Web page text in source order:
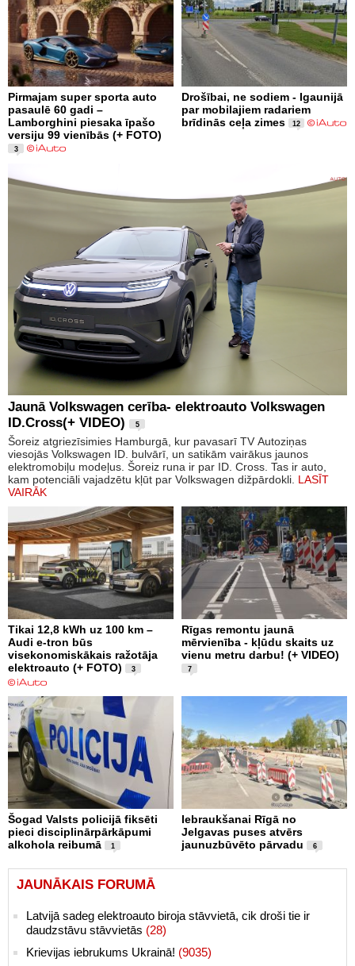
Pirmajam super sporta auto
pasaulē 60 gadi –
Lamborghini piesaka īpašo
versiju 99 vienībās (+ FOTO)
3
Drošībai, ne sodiem - Igaunijā
par mobilajiem radariem
brīdinās ceļa zimes
12
Jaunā Volkswagen cerība- elektroauto Volkswagen
ID.Cross(+ VIDEO)
5
Šoreiz atgriezīsimies Hamburgā, kur pavasarī TV Autoziņas
viesojās Volkswagen ID. bulvārī, un satikām vairākus jaunos
elektromobiļu modeļus. Šoreiz runa ir par ID. Cross. Tas ir auto,
kam potenciāli vajadzētu kļūt par Volkswagen dižpārdokli. LASĪT
VAIRĀK
Tikai 12,8 kWh uz 100 km –
Audi e-tron būs
visekonomiskākais ražotāja
elektroauto (+ FOTO)
3
Rīgas remontu jaunā
mērvienība - kļūdu skaits uz
vienu metru darbu! (+ VIDEO)
7
Šogad Valsts policijā fiksēti
pieci disciplinārpārkāpumi
alkohola reibumā
1
Iebraukšanai Rīgā no
Jelgavas puses atvērs
jaunuzbūvēto pārvadu
6
JAUNĀKAIS FORUMĀ
Latvijā sadeg elektroauto biroja stāvvietā, cik droši tie ir
daudzstāvu stāvvietās (28)
Krievijas iebrukums Ukrainā! (9035)